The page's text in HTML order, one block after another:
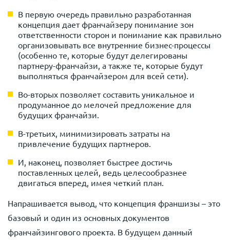
В первую очередь правильно разработанная
концепция дает франчайзеру понимание зон
ответственности сторон и понимание как правильно
организовывать все внутренние бизнес-процессы
(особенно те, которые будут делегированы
партнеру-франчайзи, а также те, которые будут
выполняться франчайзером для всей сети).
Во-вторых позволяет составить уникальное и
продуманное до мелочей предложение для
будущих франчайзи.
В-третьих, минимизировать затраты на
привлечение будущих партнеров.
И, наконец, позволяет быстрее достичь
поставленных целей, ведь целесообразнее
двигаться вперед, имея четкий план.
Напрашивается вывод, что концепция франшизы – это
базовый и один из основных документов
франчайзингового проекта. В будущем данный